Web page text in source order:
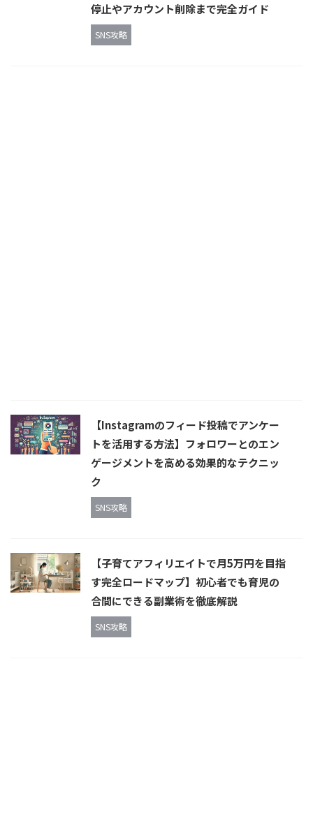
停止やアカウント削除まで完全ガイド
SNS攻略
【Instagramのフィード投稿でアンケー
トを活用する方法】フォロワーとのエン
ゲージメントを高める効果的なテクニッ
ク
SNS攻略
【子育てアフィリエイトで月5万円を目指
す完全ロードマップ】初心者でも育児の
合間にできる副業術を徹底解説
SNS攻略